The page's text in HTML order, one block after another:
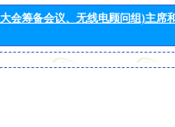
会筹备会议、无线电顾问组)主席